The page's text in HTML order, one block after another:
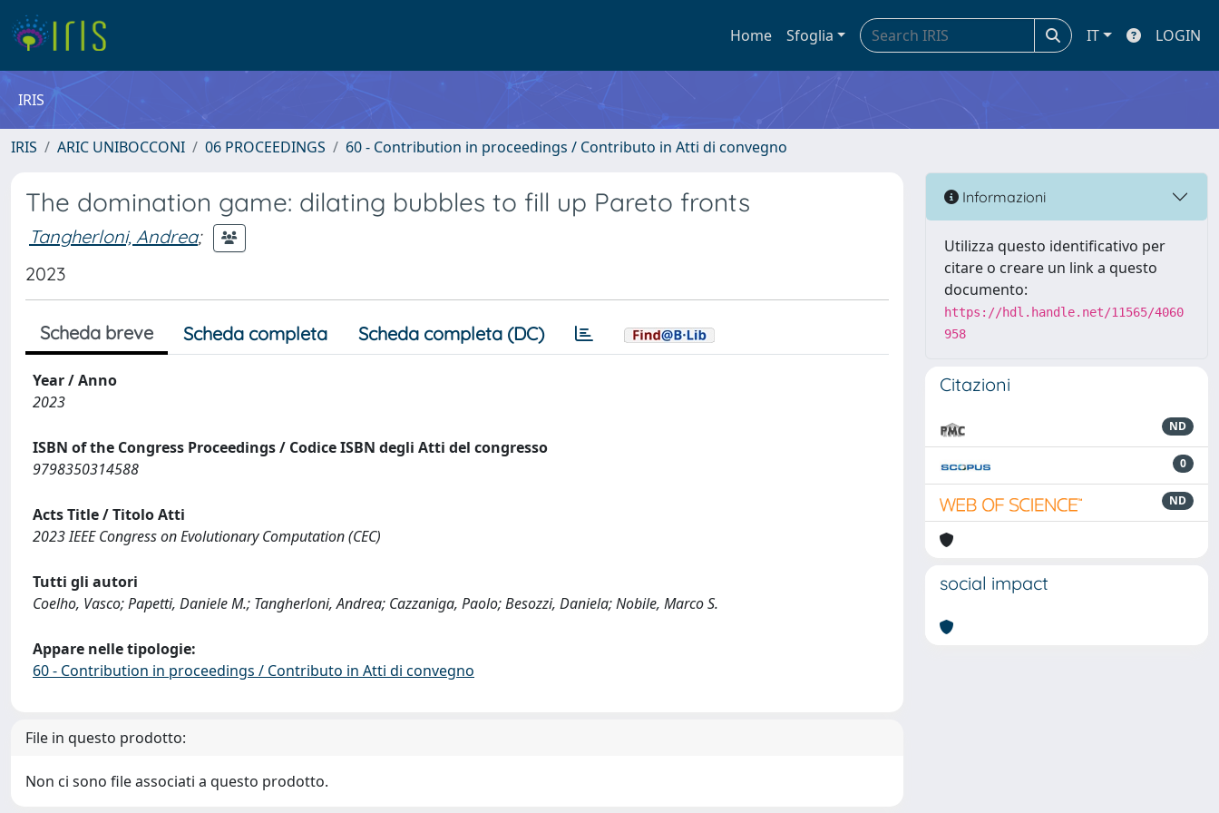
Home Sfoglia IT LOGIN
IRIS
IRIS ARIC UNIBOCCONI 06 PROCEEDINGS 60 - Contribution in proceedings / Contributo in Atti di convegno
The domination game: dilating bubbles to fill up Pareto fronts
Tangherloni, Andrea;
2023
Scheda breve Scheda completa Scheda completa (DC)
Year / Anno
2023
ISBN of the Congress Proceedings / Codice ISBN degli Atti del congresso
9798350314588
Acts Title / Titolo Atti
2023 IEEE Congress on Evolutionary Computation (CEC)
Tutti gli autori
Coelho, Vasco; Papetti, Daniele M.; Tangherloni, Andrea; Cazzaniga, Paolo; Besozzi, Daniela; Nobile, Marco S.
Appare nelle tipologie:
60 - Contribution in proceedings / Contributo in Atti di convegno
File in questo prodotto:
Non ci sono file associati a questo prodotto.
Informazioni
Utilizza questo identificativo per
citare o creare un link a questo
documento:
https://hdl.handle.net/11565/4060
958
Citazioni
ND
0
ND
social impact